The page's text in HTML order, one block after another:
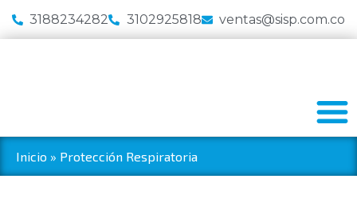
3188234282 3102925818 ventas@sisp.com.co
Inicio » Protección Respiratoria